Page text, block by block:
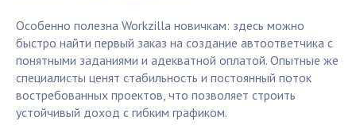
Особенно полезна Workzilla новичкам: здесь можно
быстро найти первый заказ на создание автоответчика с
понятными заданиями и адекватной оплатой. Опытные же
специалисты ценят стабильность и постоянный поток
востребованных проектов, что позволяет строить
устойчивый доход с гибким графиком.